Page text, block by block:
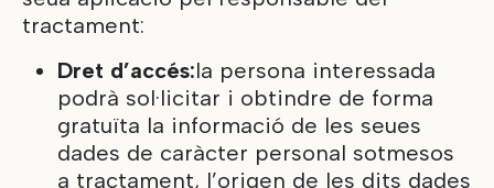
tractament:
Dret d’accés:la persona interessada
podrà sol·licitar i obtindre de forma
gratuïta la informació de les seues
dades de caràcter personal sotmesos
a tractament, l’origen de les dits dades